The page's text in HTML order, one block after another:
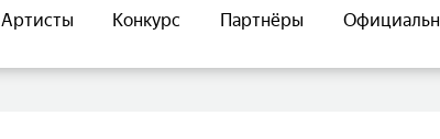
Артисты Конкурс Партнёры